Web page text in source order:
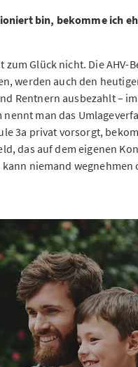
bin, bekomme ich
zum Glück nicht. Die AHV-
werden auch den
Rentnern ausbezahlt –
nennt man das
3a privat vorsorgt,
das auf dem eigenen
kann niemand wegnehmen